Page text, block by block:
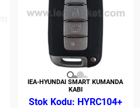
IEA-HYUNDAI SMART KUMANDA
KABI
HYRC104+